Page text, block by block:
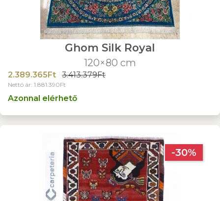
Ghom Silk Royal
120×80 cm
2.389.365Ft 3.413.379Ft
Nettó ár: 1.881.390Ft
Azonnal elérhető
-30%